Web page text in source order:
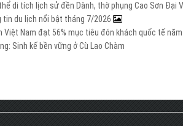
di tích lịch sử đền Dành, thờ phụng Cao Sơn Đại
tin du lịch nổi bật tháng 7/2026
Việt Nam đạt 56% mục tiêu đón khách quốc tế
Sinh kế bền vững ở Cù Lao Chàm